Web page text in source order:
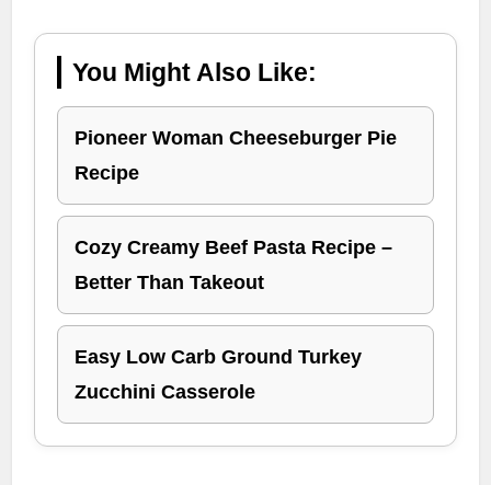
You Might Also Like:
Pioneer Woman Cheeseburger Pie
Recipe
Cozy Creamy Beef Pasta Recipe –
Better Than Takeout
Easy Low Carb Ground Turkey
Zucchini Casserole